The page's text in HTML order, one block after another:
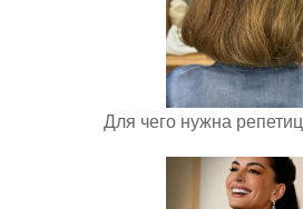
Для чего нужна